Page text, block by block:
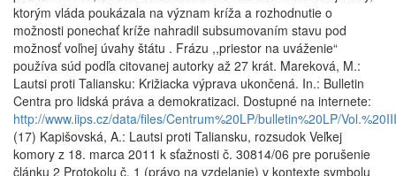
ktorým vláda poukázala na význam kríža a rozhodnutie o
možnosti ponechať kríže nahradil subsumovaním stavu pod
možnosť voľnej úvahy štátu . Frázu ,,priestor na uváženie“
používa súd podľa citovanej autorky až 27 krát. Mareková, M.:
Lautsi proti Taliansku: Križiacka výprava ukončená. In.: Bulletin
Centra pro lidská práva a demokratizaci. Dostupné na internete:
http://www.iips.cz/data/files/Centrum%20LP/bulletin%20LP/
(17) Kapišovská, A.: Lautsi proti Taliansku, rozsudok Veľkej
komory z 18. marca 2011 k sťažnosti č. 30814/06 pre porušenie
článku 2 Protokolu č. 1 (právo na vzdelanie) v kontexte symbolu